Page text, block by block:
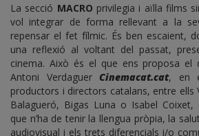
La secció MACRO privilegia i aïlla films
vol integrar de forma rellevant a la
repensar el fet fílmic. És ben escaient,
una reflexió al voltant del passat,
cinema. Això és el que ens proposa el
Antoni Verdaguer Cinemacat.cat, en
productors i directors catalans, entre ells
Balagueró, Bigas Luna o Isabel
que n’ha de tenir la llengua pròpia, la
audiovisual i els trets diferencials i/o